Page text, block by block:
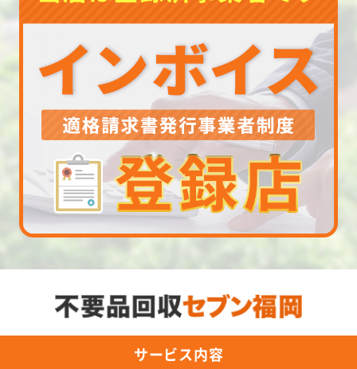
サービス内容